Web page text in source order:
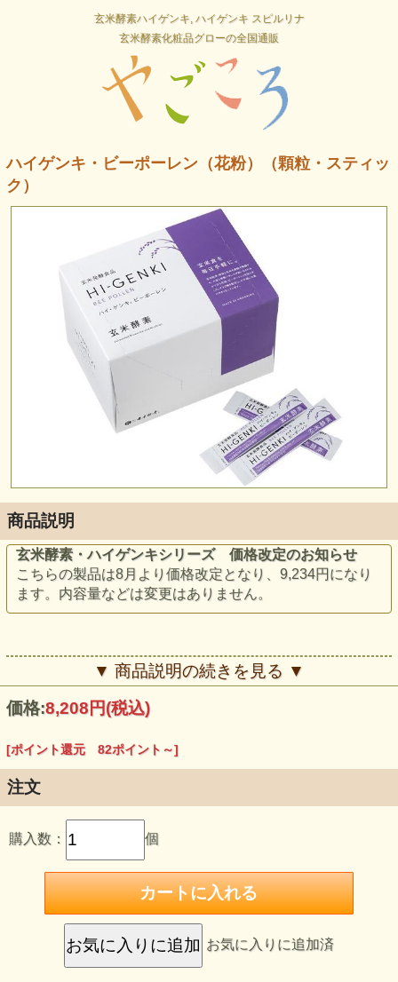
玄米酵素ハイゲンキ, ハイゲンキ スピルリナ
玄米酵素化粧品グローの全国通販
ハイゲンキ・ビーポーレン（花粉）（顆粒・スティッ
ク）
商品説明
玄米酵素・ハイゲンキシリーズ 価格改定のお知らせ
こちらの製品は8月より価格改定となり、9,234円になり
ます。内容量などは変更はありません。
「ハイゲンキ・ビーポーレン（花粉）（顆粒）」は2箱から
※お好きな商品と組み合わせOK、合計金額で割引いたしま
ホルモンバランスが気になる40代からの女性や成長期のお子
さま向け。
甘みがあって食べやすい商品です。
▼ 商品説明の続きを見る ▼
価格:8,208円(税込)
[ポイント還元 82ポイント～]
注文
購入数： 個
お気に入りに追加済